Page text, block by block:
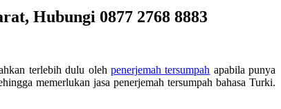
Hubungi 0877 2768 8883
terlebih dulu oleh penerjemah tersumpah apabila punya
memerlukan jasa penerjemah tersumpah bahasa Turki.